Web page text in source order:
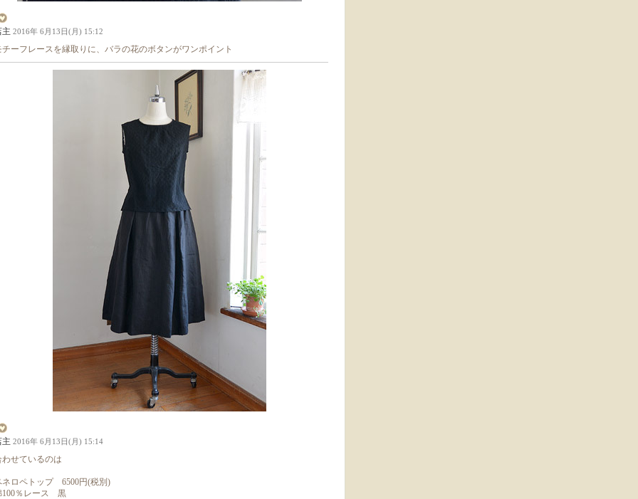
主 2016年 6月13日(月) 15:12
チーフレースを縁取りに、バラの花のボタンがワンポイント
主 2016年 6月13日(月) 15:14
わせているのは
ネロペトップ 6500円(税別)
100％レース 黒